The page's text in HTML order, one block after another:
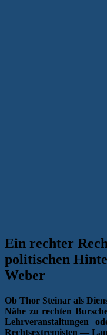
Ein rechter
politischen
Weber
Ob Thor Steinar als
Nähe zu rechten
Lehrveranstaltungen
Rechtsextremisten —